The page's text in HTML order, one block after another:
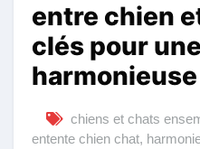
entre chien
clés pour
harmonieuse
chiens et chats
entente chien chat,